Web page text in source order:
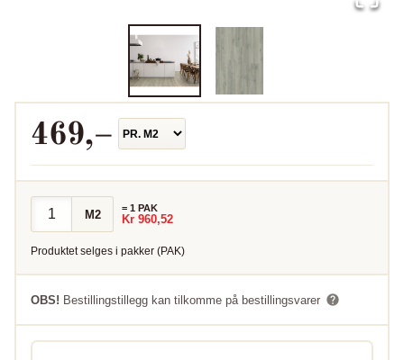
469,–
M2 = 1 PAK
Kr 960,52
Produktet selges i pakker (PAK)
OBS! Bestillingstillegg kan tilkomme på bestillingsvarer